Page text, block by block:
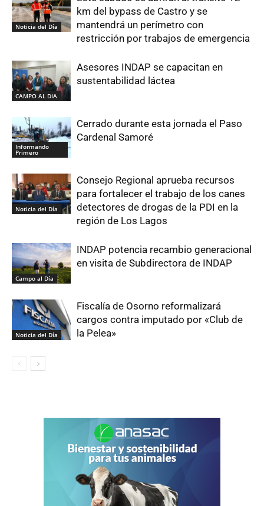
Noticia del Día
km del bypass de Castro y se
mantendrá un perímetro con
restricción por trabajos de emergencia
CAMPO AL DIA
Asesores INDAP se capacitan en
sustentabilidad láctea
Informando
Primero
Cerrado durante esta jornada el Paso
Cardenal Samoré
Noticia del Día
Consejo Regional aprueba recursos
para fortalecer el trabajo de los canes
detectores de drogas de la PDI en la
región de Los Lagos
Campo al Día
INDAP potencia recambio generacional
en visita de Subdirectora de INDAP
Noticia del Día
Fiscalía de Osorno reformalizará
cargos contra imputado por «Club de
la Pelea»